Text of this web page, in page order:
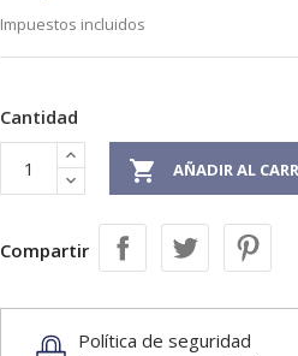
Impuestos incluidos
Cantidad
 AÑADIR AL
Compartir
Política de seguridad